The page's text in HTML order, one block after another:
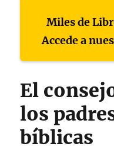
Miles de
Accede a
El
los
bíblicas